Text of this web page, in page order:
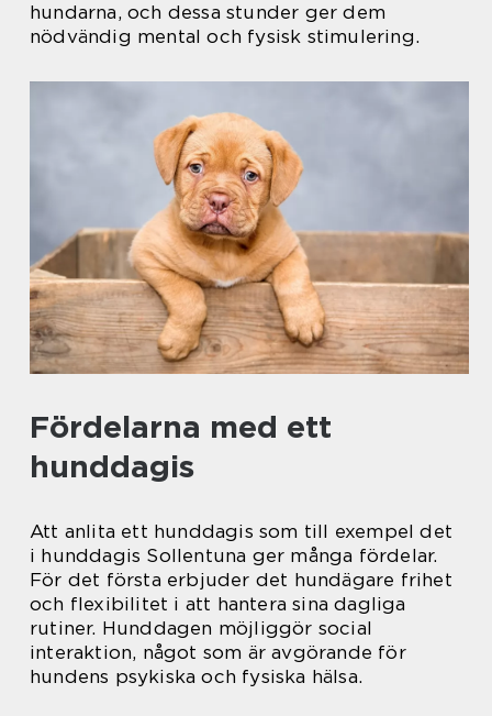
hundarna, och dessa stunder ger dem
nödvändig mental och fysisk stimulering.
Fördelarna med ett
hunddagis
Att anlita ett hunddagis som till exempel det
i hunddagis Sollentuna ger många fördelar.
För det första erbjuder det hundägare frihet
och flexibilitet i att hantera sina dagliga
rutiner. Hunddagen möjliggör social
interaktion, något som är avgörande för
hundens psykiska och fysiska hälsa.